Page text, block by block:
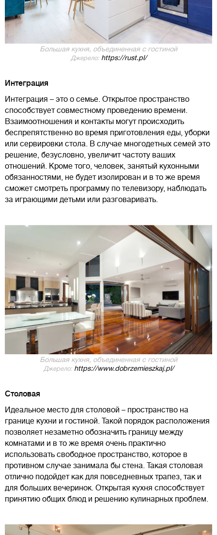
Большая кухня, объединенная с гостиной
Джерело:https://rust.pl/
Интеграция
Интеграция – это о семье. Открытое пространство
способствует совместному проведению времени.
Взаимоотношения и контакты могут происходить
беспрепятственно во время приготовления еды, уборки
или сервировки стола. В случае многодетных семей это
решение, безусловно, увеличит частоту ваших
отношений. Кроме того, человек, занятый кухонными
обязанностями, не будет изолирован и в то же время
сможет смотреть программу по телевизору, наблюдать
за играющими детьми или разговаривать.
Большая кухня, объединенная с гостиной
Джерело:https://www.dobrzemieszkaj.pl/
Столовая
Идеальное место для столовой – пространство на
границе кухни и гостиной. Такой порядок расположения
позволяет незаметно обозначить границу между
комнатами и в то же время очень практично
использовать свободное пространство, которое в
противном случае занимала бы стена. Такая столовая
отлично подойдет как для повседневных трапез, так и
для больших вечеринок. Открытая кухня способствует
принятию общих блюд и решению кулинарных проблем.